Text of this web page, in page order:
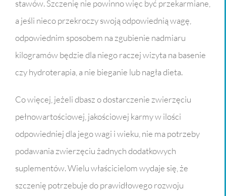
stawów. Szczenię nie powinno więc być przekarmiane,
a jeśli nieco przekroczy swoją odpowiednią wagę,
odpowiednim sposobem na zgubienie nadmiaru
kilogramów będzie dla niego raczej wizyta na basenie
czy hydroterapia, a nie bieganie lub nagła dieta.
Co więcej, jeżeli dbasz o dostarczenie zwierzęciu
pełnowartościowej, jakościowej karmy w ilości
odpowiedniej dla jego wagi i wieku, nie ma potrzeby
podawania zwierzęciu żadnych dodatkowych
suplementów. Wielu właścicielom wydaje się, że
szczenię potrzebuje do prawidłowego rozwoju